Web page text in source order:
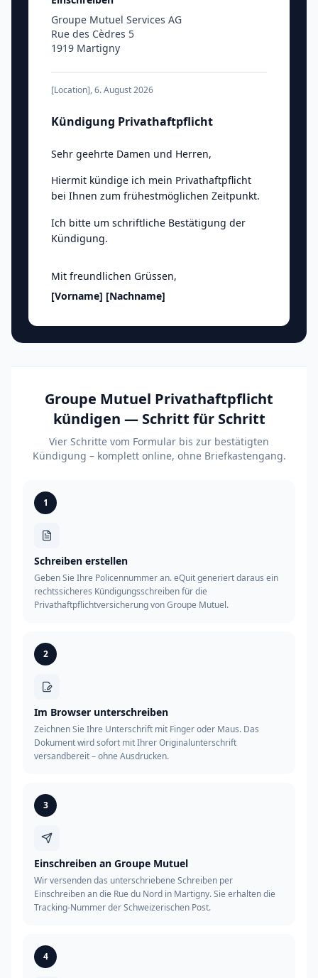
Groupe Mutuel Services AG
Rue des Cèdres 5
1919 Martigny
[Location],6. August 2026
Kündigung Privathaftpflicht
Sehr geehrte Damen und Herren,
Hiermit kündige ich mein Privathaftpflicht
bei Ihnen zum frühestmöglichen Zeitpunkt.
Ich bitte um schriftliche Bestätigung der
Kündigung.
Mit freundlichen Grüssen,
[Vorname] [Nachname]
Groupe Mutuel Privathaftpflicht
kündigen — Schritt für Schritt
Vier Schritte vom Formular bis zur bestätigten
Kündigung – komplett online, ohne Briefkastengang.
1
Schreiben erstellen
Geben Sie Ihre Policennummer an. eQuit generiert daraus ein
rechtssicheres Kündigungsschreiben für die
Privathaftpflichtversicherung von Groupe Mutuel.
2
Im Browser unterschreiben
Zeichnen Sie Ihre Unterschrift mit Finger oder Maus. Das
Dokument wird sofort mit Ihrer Originalunterschrift
versandbereit – ohne Ausdrucken.
3
Einschreiben an Groupe Mutuel
Wir versenden das unterschriebene Schreiben per
Einschreiben an die Rue du Nord in Martigny. Sie erhalten die
Tracking-Nummer der Schweizerischen Post.
4